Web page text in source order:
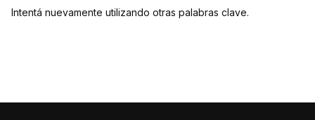
Intentá nuevamente utilizando otras palabras clave.